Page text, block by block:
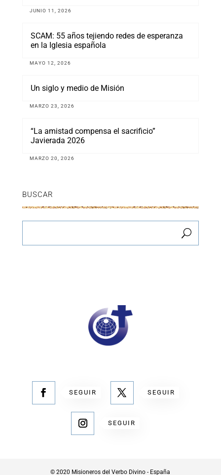
JUNIO 11, 2026
SCAM: 55 años tejiendo redes de esperanza
en la Iglesia española
MAYO 12, 2026
Un siglo y medio de Misión
MARZO 23, 2026
“La amistad compensa el sacrificio”
Javierada 2026
MARZO 20, 2026
BUSCAR
SEGUIR SEGUIR
SEGUIR
© 2020 Misioneros del Verbo Divino - España